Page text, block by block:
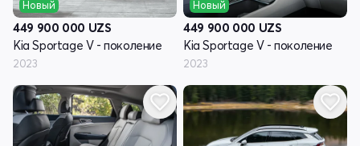
Новый
449 900 000 UZS
Kia Sportage V - поколение
2023
Новый
449 900 000 UZS
Kia Sportage V - поколение
2023